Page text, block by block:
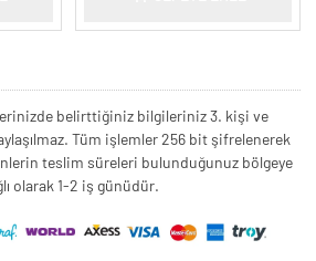
belirttiğiniz bilgileriniz 3. kişi ve
Tüm işlemler 256 bit şifrelenerek
teslim süreleri bulunduğunuz bölgeye
olarak 1-2 iş günüdür.